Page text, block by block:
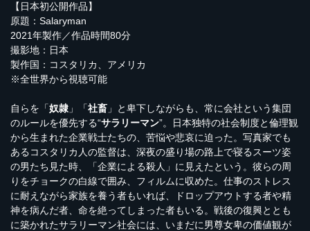
【日本初公開作品】
原題：Salaryman
2021年製作／作品時間80分
撮影地：日本
製作国：コスタリカ、アメリカ
※全世界から視聴可能
自らを「奴隷 」「社畜 」と卑下しながらも、常に会社という集団
のルールを優先する“サラリーマン”。日本独特の社会制度と倫理観
から生まれた企業戦士たちの、苦悩や悲哀に迫った。写真家でも
あるコスタリカ人の監督は、深夜の盛り場の路上で寝るスーツ姿
の男たち見た時、「企業による殺人」に見えたという。彼らの周
りをチョークの白線で囲み、フィルムに収めた。仕事のストレス
に耐えながら家族を養う者もいれば、ドロップアウトする者や精
神を病んだ者、命を絶ってしまった者もいる。戦後の復興ととも
に築かれたサラリーマン社会には、いまだに男尊女卑の価値観が